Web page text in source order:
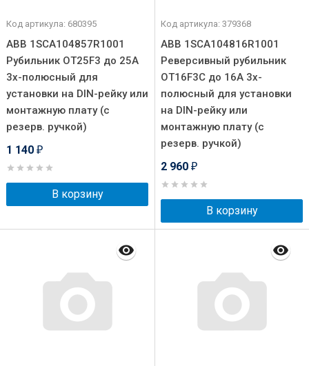
Код артикула: 680395
ABB 1SCA104857R1001
Рубильник OT25F3 до 25А
3х-полюсный для
установки на DIN-рейку или
монтажную плату (с
резерв. ручкой)
1 140 ₽
В корзину
Код артикула: 379368
ABB 1SCA104816R1001
Реверсивный рубильник
OT16F3C до 16А 3х-
полюсный для установки
на DIN-рейку или
монтажную плату (с
резерв. ручкой)
2 960 ₽
В корзину